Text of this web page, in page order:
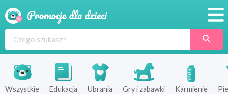
Produkty
Sklepy
Wszystkie Edukacja Ubrania Gry i zabawki Karmienie